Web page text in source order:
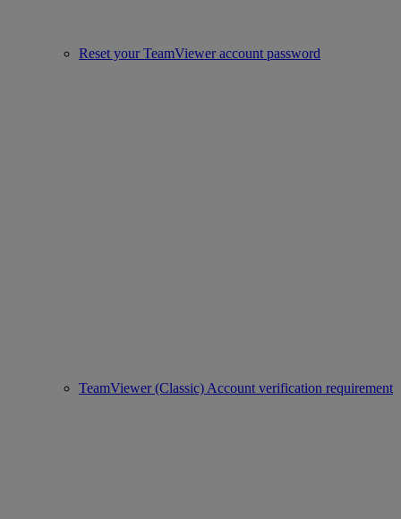
Reset your TeamViewer account password
TeamViewer (Classic) Account verification requirement